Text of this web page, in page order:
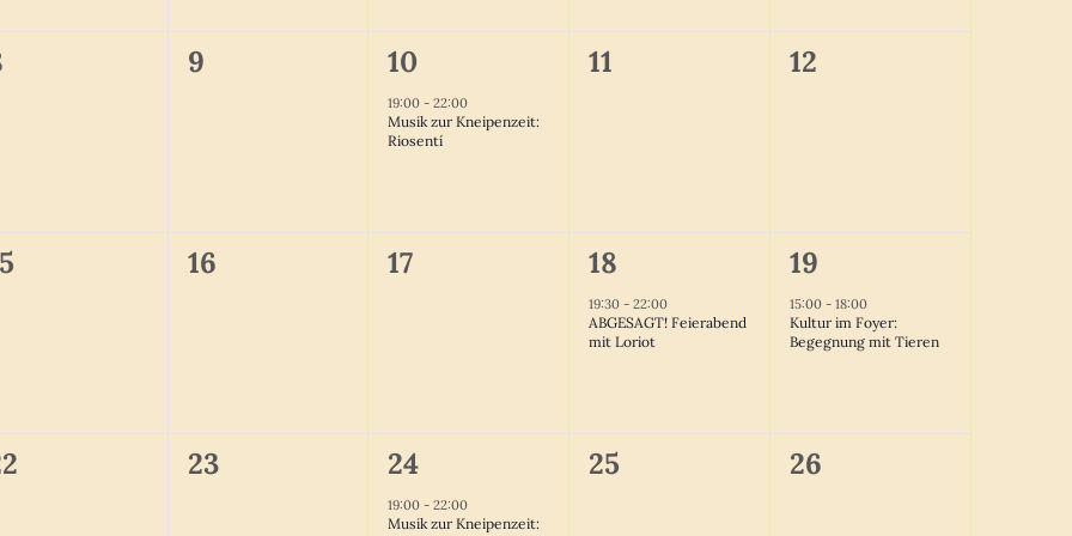
0
Veranstaltungen,
9
1
Veranstaltung,
10
19:00-22:00
Musik zur Kneipenzeit:
Riosentí
0
11
0
12
0
16
0
Veranstaltungen,
17
1
Veranstaltung,
18
19:30-22:00
ABGESAGT! Feierabend
mit Loriot
1
Veranstaltung,
19
15:00-18:00
Kultur im Foyer:
Begegnung mit Tieren
0
Veranstaltungen,
23
1
Veranstaltung,
24
19:00-22:00
Musik zur Kneipenzeit:
0
25
0
26